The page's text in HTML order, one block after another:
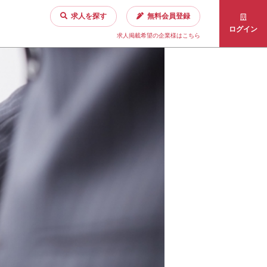
求人を探す 無料会員登録
求人掲載希望の企業様はこちら
ログイン